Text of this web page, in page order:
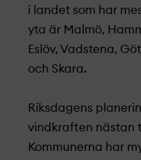
i landet som har
yta är Malmö,
Eslöv, Vadstena,
och Skara.
Riksdagens
vindkraften nästan
Kommunerna har